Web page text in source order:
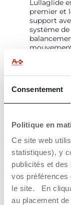
Consentement
Politique en
Ce site web
statistiques), y
publicités et
vos préférences
le site. En
au placement
Lullaglide
premier et
support
système de
votre bébé.
facilement
mode